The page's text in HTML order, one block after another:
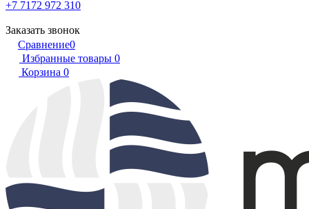
+7 7172 972 310
Заказать звонок
Сравнение0
Избранные товары 0
Корзина 0